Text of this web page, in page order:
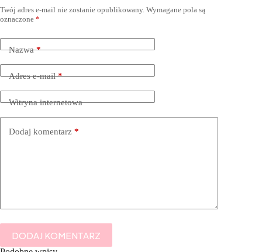
Twój adres e-mail nie zostanie opublikowany. Wymagane pola są
oznaczone *
Nazwa*
Adres e-mail*
Witryna internetowa
Dodaj komentarz *
DODAJ KOMENTARZ